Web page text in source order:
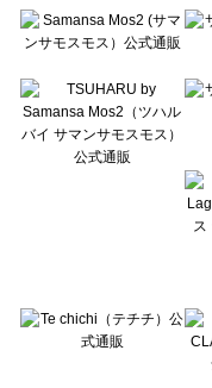
Te chichi（テチチ）の一覧
Te chichi CLASSIC（テチチ クラ
Lugnoncure（ルノンキュール）
BETTY'S BLUE（べティーズブ
Wpc.（ワールドパーティー）の